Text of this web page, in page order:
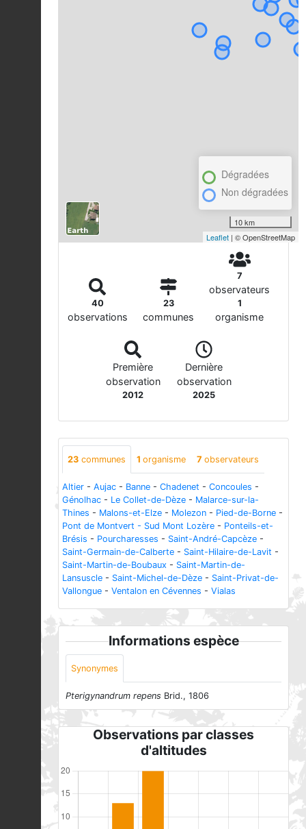
Dégradées
Non dégradées
10 km
Leaflet | © OpenStreetMap
40
observations
23
communes
7
observateurs
1
organisme
Première
observation
2012
Dernière
observation
2025
23 communes 1 organisme 7 observateurs
Altier - Aujac - Banne - Chadenet - Concoules -
Génolhac - Le Collet-de-Dèze - Malarce-sur-la-
Thines - Malons-et-Elze - Molezon - Pied-de-Borne -
Pont de Montvert - Sud Mont Lozère - Ponteils-et-
Brésis - Pourcharesses - Saint-André-Capcèze -
Saint-Germain-de-Calberte - Saint-Hilaire-de-Lavit -
Saint-Martin-de-Boubaux - Saint-Martin-de-
Lansuscle - Saint-Michel-de-Dèze - Saint-Privat-de-
Vallongue - Ventalon en Cévennes - Vialas
Informations espèce
Synonymes
Pterigynandrum repens Brid., 1806
Observations par classes
d'altitudes